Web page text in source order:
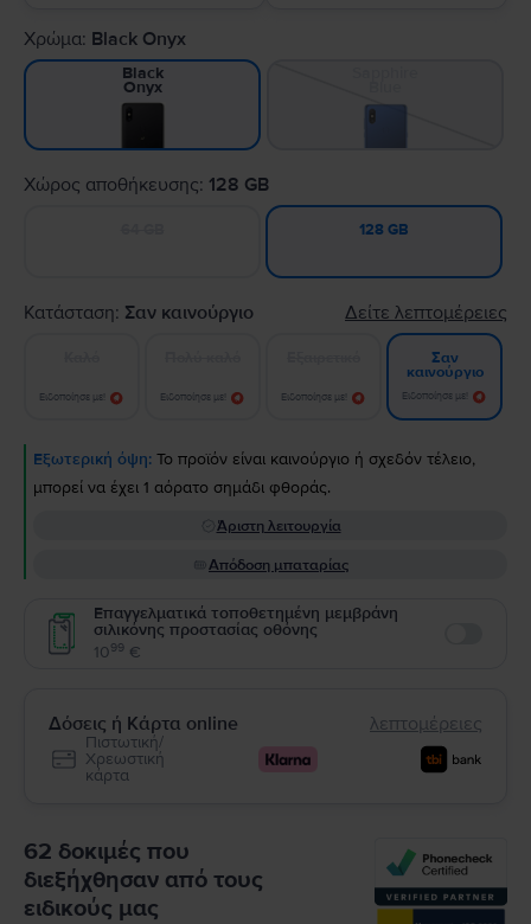
Χρώμα: Black Onyx
Black
Onyx
Χώρος αποθήκευσης: 128 GB
128 GB
Κατάσταση: Σαν καινούργιο Δείτε λεπτομέρειες
Ειδοποίησε με! Ειδοποίησε με! Ειδοποίησε με!
Σαν
καινούργιο
Ειδοποίησε με!
Εξωτερική όψη: Το προϊόν είναι καινούργιο ή σχεδόν τέλειο,
μπορεί να έχει 1 αόρατο σημάδι φθοράς.
Άριστη λειτουργία
Απόδοση μπαταρίας
Επαγγελματικά τοποθετημένη μεμβράνη
σιλικόνης προστασίας οθόνης
1099 €
Δόσεις ή Κάρτα online λεπτομέρειες
Πιστωτική/
Χρεωστική
κάρτα
62 δοκιμές που
διεξήχθησαν από τους
ειδικούς μας